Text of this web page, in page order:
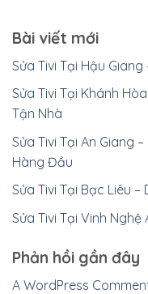
Bài viết mới
Sửa Tivi Tại Hậu Giang
Sửa Tivi Tại Khánh
Tận Nhà
Sửa Tivi Tại An Giang
Hàng Đầu
Sửa Tivi Tại Bạc Liêu –
Sửa Tivi Tại Vinh Nghệ
Phản hồi gần đây
A WordPress